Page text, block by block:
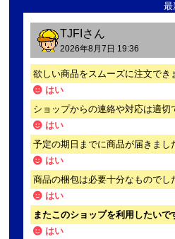
最
TJFI さん
2026年8月7日 19:36
欲しい商品をスムーズに注文でき
はい
ショップからの連絡や対応は適切
はい
予定の期日までに商品が届きまし
はい
商品の梱包は必要十分なものでし
はい
またこのショップを利用したいで
はい